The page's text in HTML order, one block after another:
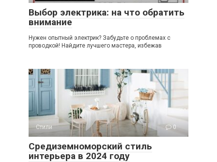
Выбор электрика: на что обратить
внимание
Нужен опытный электрик? Забудьте о проблемах с
проводкой! Найдите лучшего мастера, избежав
Стили 0
Средиземноморский стиль
интерьера в 2024 году